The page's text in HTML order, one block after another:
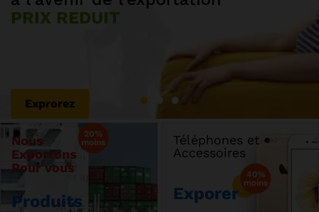
PRIX REDUIT
Exprorez
PRIX DE GROS
dédouanement
Nous
Exportons
Pour vous
Produits
20%
moins
Téléphones et
Accessoires
Exporer
40%
moins